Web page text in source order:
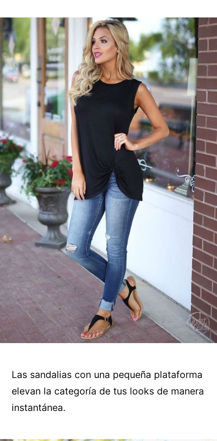
Las sandalias con una pequeña plataforma
elevan la categoría de tus looks de manera
instantánea.